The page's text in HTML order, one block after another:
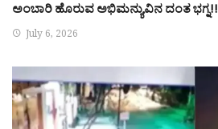
ಅಂಬಾರಿ ಹೊರುವ ಅಭಿಮನ್ಯುವಿನ ದಂತ ಭಗ್ನ!!
July 6, 2026